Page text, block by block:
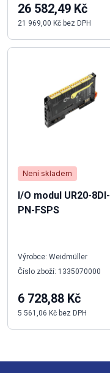
26 582,49 Kč
21 969,00 Kč bez DPH
Není skladem
I/O modul UR20-8DI-
PN-FSPS
Výrobce: Weidmüller
Číslo zboží: 1335070000
6 728,88 Kč
5 561,06 Kč bez DPH